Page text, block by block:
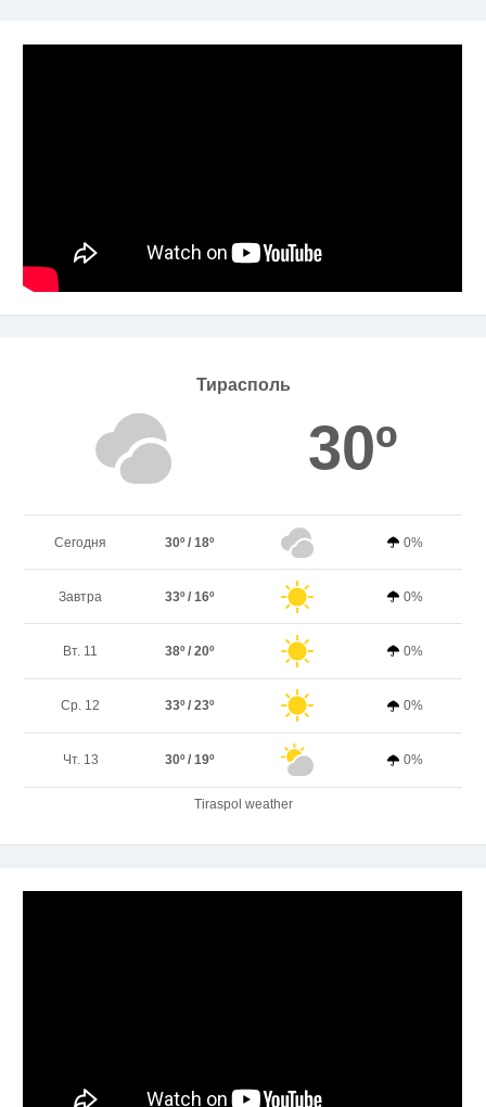
Тирасполь
30º
Сегодня 30º / 18º 0%
Завтра 33º / 16º 0%
Вт. 11 38º / 20º 0%
Ср. 12 33º / 23º 0%
Чт. 13 30º / 19º 0%
Tiraspol weather